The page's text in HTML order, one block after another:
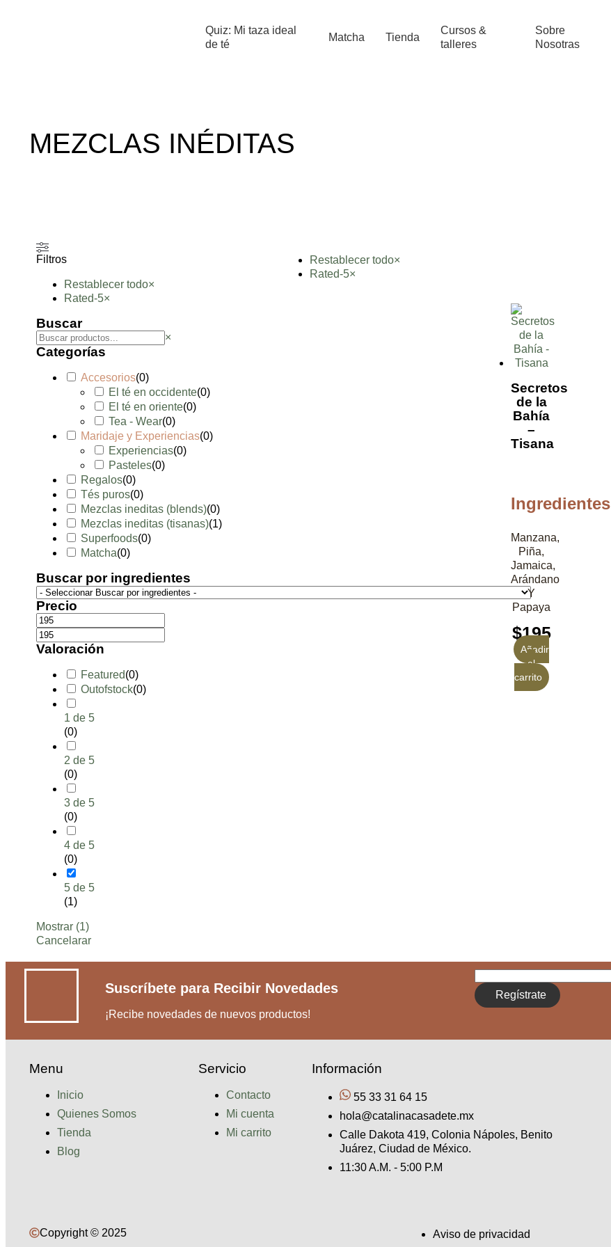
Quiz: Mi taza ideal
de té
Matcha Tienda
Cursos &
talleres
Sobre
Nosotras
MEZCLAS INÉDITAS
Filtros
Restablecer todo×
Rated-5×
Buscar
×
Categorías
Accesorios(0)
El té en occidente(0)
El té en oriente(0)
Tea - Wear(0)
Maridaje y Experiencias(0)
Experiencias(0)
Pasteles(0)
Regalos(0)
Tés puros(0)
Mezclas ineditas (blends)(0)
Mezclas ineditas (tisanas)(1)
Superfoods(0)
Matcha(0)
Buscar por ingredientes
Precio
Valoración
Featured(0)
Outofstock(0)
1 de 5
(0)
2 de 5
(0)
3 de 5
(0)
4 de 5
(0)
5 de 5
(1)
Mostrar (1)
Cancelarar
Restablecer todo×
Rated-5×
Secretos
de la
Bahía
–
Tisana
Ingredientes
Manzana,
Piña,
Jamaica,
Arándano
Y
Papaya
$195
Añadir
al
carrito
Suscríbete para Recibir Novedades
¡Recibe novedades de nuevos productos!
Regístrate
Menu
Inicio
Quienes Somos
Tienda
Blog
Servicio
Contacto
Mi cuenta
Mi carrito
Información
55 33 31 64 15
hola@catalinacasadete.mx
Calle Dakota 419, Colonia Nápoles, Benito
Juárez, Ciudad de México.
11:30 A.M. - 5:00 P.M
Copyright © 2025 Aviso de privacidad